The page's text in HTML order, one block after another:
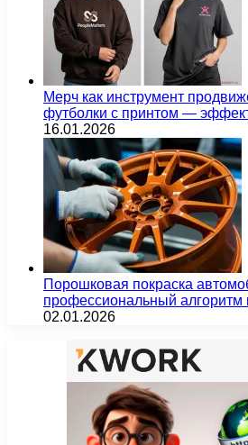
Мерч как инструмент
футболки с принтом —
16.01.2026
Порошковая покраска
профессиональный
02.01.2026